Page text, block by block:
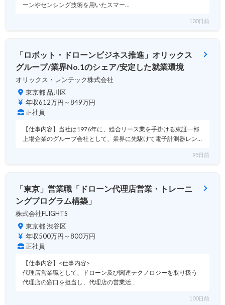
ーンやセンシング技術を用いたスマー…
100日前
「ロボット・ドローンビジネス推進」オリックス
グループ/業界No.1のシェア/安定した就業環境
オリックス・レンテック株式会社
東京都 品川区
年収612万円～849万円
正社員
【仕事内容】当社は1976年に、総合リース業を手掛ける東証一部
上場企業のグループ会社として、業界に先駆けて電子計測器レン…
95日前
「東京」営業職「ドローン代理店営業・トレーニ
ングプログラム構築」
株式会社FLIGHTS
東京都 渋谷区
年収500万円～800万円
正社員
【仕事内容】<仕事内容>
代理店営業職として、ドローン及び関連テクノロジーを取り扱う
代理店の窓口を担当し、代理店の営業活…
100日前